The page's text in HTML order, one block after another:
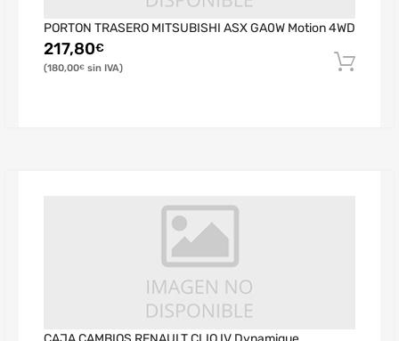
PORTON TRASERO MITSUBISHI ASX GA0W Motion 4WD
217,80€
180,00€